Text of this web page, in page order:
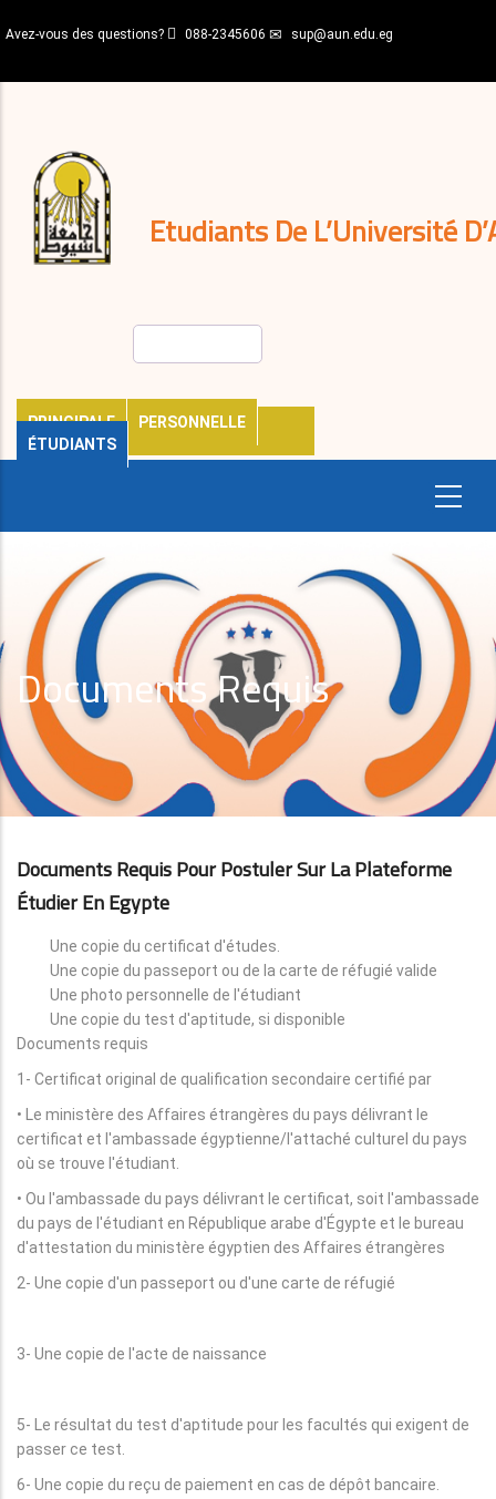
au
principal
Avez-vous des questions? 088-2345606 sup@aun.edu.eg
Etudiants De L’Université
PRINCIPALE
PERSONNELLE
ÉTUDIANTS
décisions
Expatriés
Journal
Documents Requis
Documents Requis Pour Postuler Sur La Plateforme
Étudier En Egypte
Une copie du certificat d'études.
Une copie du passeport ou de la carte de réfugié valide
Une photo personnelle de l'étudiant
Une copie du test d'aptitude, si disponible
Documents requis
1- Certificat original de qualification secondaire certifié par
• Le ministère des Affaires étrangères du pays délivrant le
certificat et l'ambassade égyptienne/l'attaché culturel du pays
où se trouve l'étudiant.
• Ou l'ambassade du pays délivrant le certificat, soit l'ambassade
du pays de l'étudiant en République arabe d'Égypte et le bureau
d'attestation du ministère égyptien des Affaires étrangères
2- Une copie d'un passeport ou d'une carte de réfugié
3- Une copie de l'acte de naissance
5- Le résultat du test d'aptitude pour les facultés qui exigent de
passer ce test.
6- Une copie du reçu de paiement en cas de dépôt bancaire.